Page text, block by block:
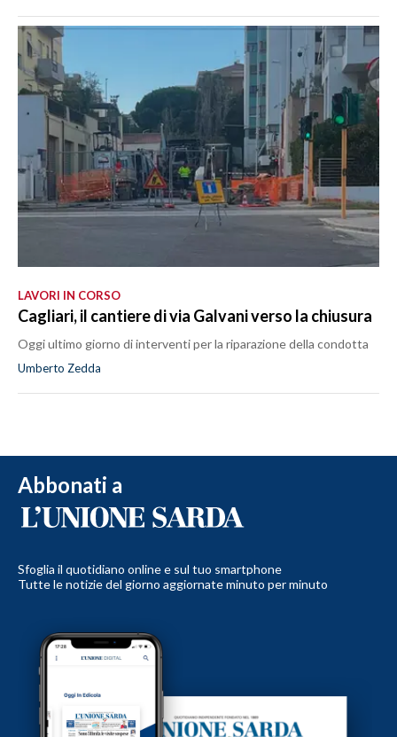
LAVORI IN CORSO
Cagliari, il cantiere di via Galvani verso la chiusura
Oggi ultimo giorno di interventi per la riparazione della condotta
Umberto Zedda
Abbonati a
Sfoglia il quotidiano online e sul tuo smartphone
Tutte le notizie del giorno aggiornate minuto per minuto